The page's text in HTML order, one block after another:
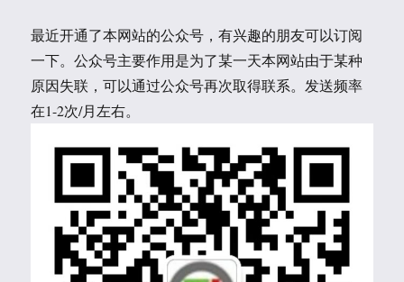
最近开通了本网站的公众号，有兴趣的朋友可以订阅
一下。公众号主要作用是为了某一天本网站由于某种
原因失联，可以通过公众号再次取得联系。发送频率
在1-2次/月左右。